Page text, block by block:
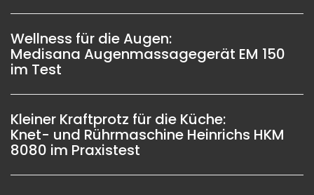
Wellness für die Augen:
Medisana Augenmassagegerät EM 150
im Test
Kleiner Kraftprotz für die Küche:
Knet- und Rührmaschine Heinrichs HKM
8080 im Praxistest